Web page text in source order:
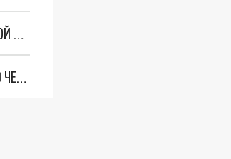
КЛИМАТ, ДЕТИ И ТОСКА: ШАХНАЗАРОВ АНОНСИРОВАЛ ОКОНЧАТЕЛЬНЫЙ ВОЗВРАТ ПУГАЧЁВОЙ В РОССИЮ
В ПЕТРОПАВЛОВСКЕ ОБЪЯВЛЕН РЕЖИМ ЧС: ИЗ ГОРЯЩИХ ДОМОВ ЭВАКУИРОВАНО ПОЧТИ 50 ЧЕЛОВЕК